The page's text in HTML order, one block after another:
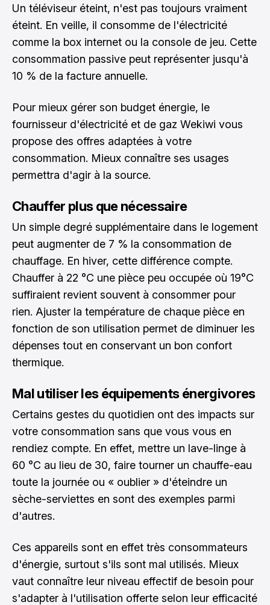
Un téléviseur éteint, n'est pas toujours vraiment
éteint. En veille, il consomme de l'électricité
comme la box internet ou la console de jeu. Cette
consommation passive peut représenter jusqu'à
10 % de la facture annuelle.
Pour mieux gérer son budget énergie, le
fournisseur d'électricité et de gaz Wekiwi vous
propose des offres adaptées à votre
consommation. Mieux connaître ses usages
permettra d'agir à la source.
Chauffer plus que nécessaire
Un simple degré supplémentaire dans le logement
peut augmenter de 7 % la consommation de
chauffage. En hiver, cette différence compte.
Chauffer à 22 °C une pièce peu occupée où 19°C
suffiraient revient souvent à consommer pour
rien. Ajuster la température de chaque pièce en
fonction de son utilisation permet de diminuer les
dépenses tout en conservant un bon confort
thermique.
Mal utiliser les équipements énergivores
Certains gestes du quotidien ont des impacts sur
votre consommation sans que vous vous en
rendiez compte. En effet, mettre un lave-linge à
60 °C au lieu de 30, faire tourner un chauffe-eau
toute la journée ou « oublier » d'éteindre un
sèche-serviettes en sont des exemples parmi
d'autres.
Ces appareils sont en effet très consommateurs
d'énergie, surtout s'ils sont mal utilisés. Mieux
vaut connaître leur niveau effectif de besoin pour
s'adapter à l'utilisation offerte selon leur efficacité